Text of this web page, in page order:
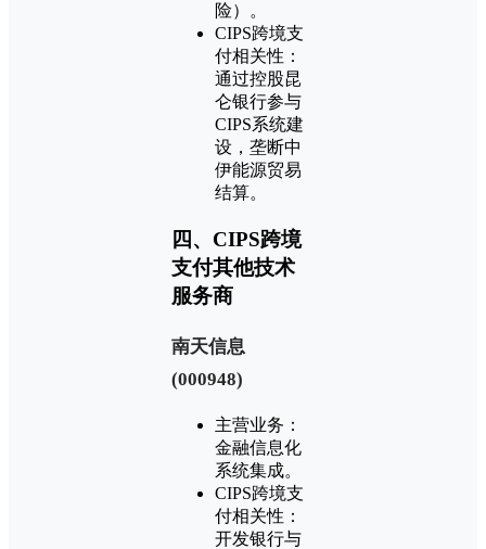
险）。
CIPS跨境支
付相关性：
通过控股昆
仑银行参与
CIPS系统建
设，垄断中
伊能源贸易
结算。
四、CIPS跨境
支付其他技术
服务商
‌南天信息
(000948)‌
主营业务：
金融信息化
系统集成。
CIPS跨境支
付相关性：
开发银行与